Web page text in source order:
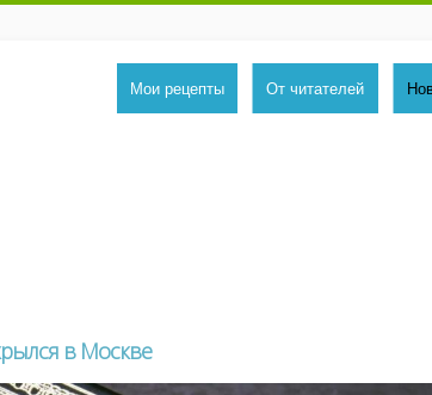
Мои рецепты От читателей
в Москве